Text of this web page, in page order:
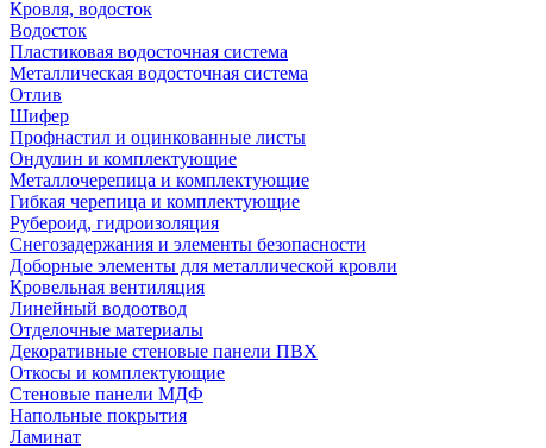
Кровля, водосток
Водосток
Пластиковая водосточная система
Металлическая водосточная система
Отлив
Шифер
Профнастил и оцинкованные листы
Ондулин и комплектующие
Металлочерепица и комплектующие
Гибкая черепица и комплектующие
Рубероид, гидроизоляция
Снегозадержания и элементы безопасности
Доборные элементы для металлической кровли
Кровельная вентиляция
Линейный водоотвод
Отделочные материалы
Декоративные стеновые панели ПВХ
Откосы и комплектующие
Стеновые панели МДФ
Напольные покрытия
Ламинат